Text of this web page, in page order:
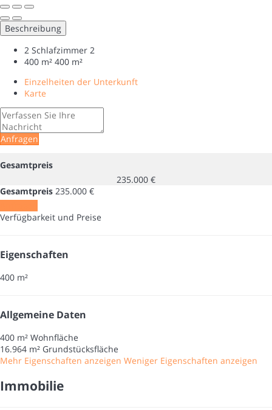
Beschreibung
2 Schlafzimmer 2
400 m² 400 m²
Einzelheiten der Unterkunft
Karte
Anfragen
Gesamtpreis
235.000 €
Gesamtpreis 235.000 €
Verfügbarkeit und Preise
Eigenschaften
400 m²
Allgemeine Daten
400 m² Wohnfläche
16.964 m² Grundstücksfläche
Mehr Eigenschaften anzeigen Weniger Eigenschaften anzeigen
Immobilie